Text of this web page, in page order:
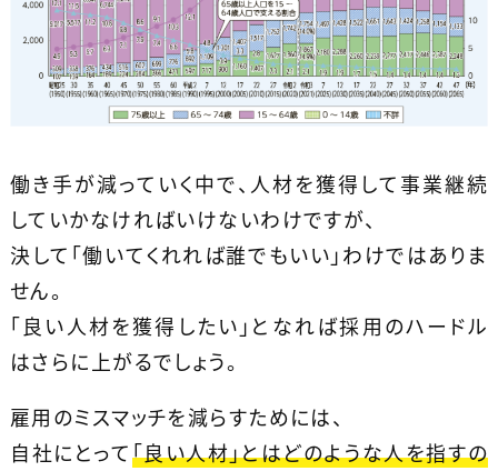
働き手が減っていく中で、人材を獲得して事業継続
していかなければいけないわけですが、
決して「働いてくれれば誰でもいい」わけではありま
せん。
「良い人材を獲得したい」となれば採用のハードル
はさらに上がるでしょう。
雇用のミスマッチを減らすためには、
自社にとって「良い人材」とはどのような人を指すの